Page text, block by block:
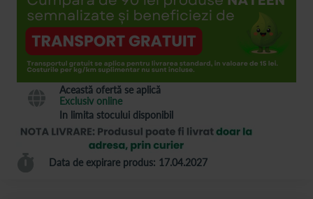
Această ofertă se aplică
Exclusiv online
In limita stocului disponibil
Data de expirare produs: 17.04.2027